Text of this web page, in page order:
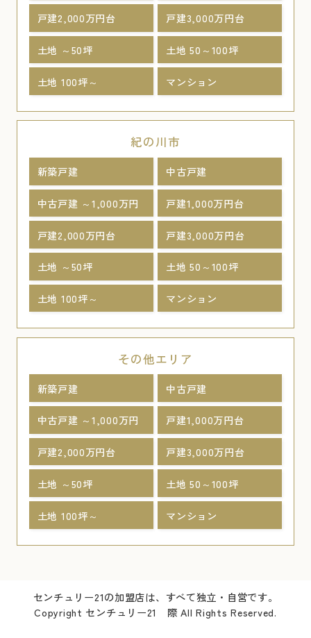
戸建2,000万円台 戸建3,000万円台
土地 ～50坪 土地 50～100坪
土地 100坪～ マンション
紀の川市
新築戸建 中古戸建
中古戸建 ～1,000万円 戸建1,000万円台
戸建2,000万円台 戸建3,000万円台
土地 ～50坪 土地 50～100坪
土地 100坪～ マンション
その他エリア
新築戸建 中古戸建
中古戸建 ～1,000万円 戸建1,000万円台
戸建2,000万円台 戸建3,000万円台
土地 ～50坪 土地 50～100坪
土地 100坪～ マンション
センチュリー21の加盟店は、すべて独立・自営です。
Copyright センチュリー21 際 All Rights Reserved.